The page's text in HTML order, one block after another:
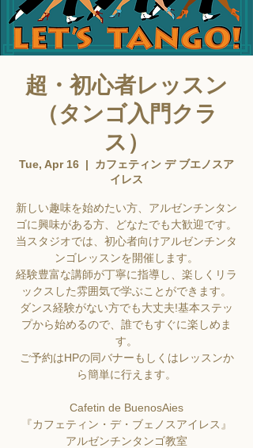
超・初心者レッスン
（タンゴ入門クラ
ス）
Tue, Apr 16
  |
カフェティン デ ブエノスア
イレス
新しい趣味を始めたい方、アルゼンチンタン
ゴに興味がある方、どなたでも大歓迎です。
当スタジオでは、初心者向けアルゼンチンタ
ンゴレッスンを開催します。
経験豊富な講師が丁寧に指導し、楽しくリラ
ックスした雰囲気で学ぶことができます。
ダンス経験がない方でも大丈夫!基本ステッ
プから始めるので、誰でもすぐに楽しめま
す。
ご予約はHPの同バナーもしくはレッスンか
ら簡単に行えます。
Cafetin de BuenosAies
『カフェティン・デ・ブェノスアイレス』
アルゼンチンタンゴ教室